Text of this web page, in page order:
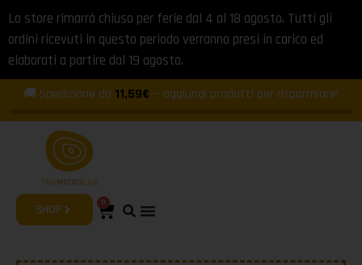
Lo store rimarrà chiuso per ferie dal 4 al 18 agosto. Tutti gli
ordini ricevuti in questo periodo verranno presi in carico ed
elaborati a partire dal 19 agosto.
🚚 Spedizione da 11,59€ — aggiungi prodotti per risparmiare!
SHOP 0